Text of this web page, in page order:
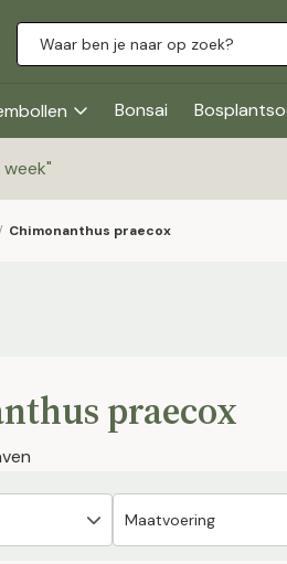
Bonsai
"
/ Chimonanthus praecox
praecox